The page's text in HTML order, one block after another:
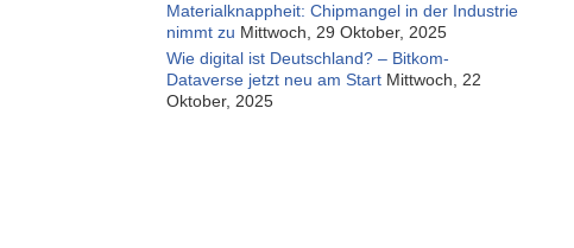
Materialknappheit: Chipmangel in der Industrie
nimmt zu Mittwoch, 29 Oktober, 2025
Wie digital ist Deutschland? – Bitkom-
Dataverse jetzt neu am Start Mittwoch, 22
Oktober, 2025